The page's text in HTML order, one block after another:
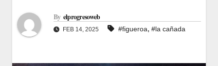
By elprogresoweb
FEB 14, 2025 #figueroa, #la cañada